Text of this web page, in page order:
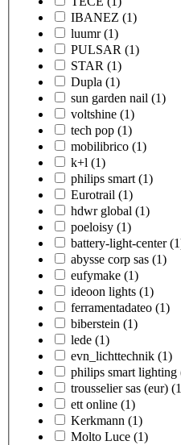
IBANEZ (1)
luumr (1)
PULSAR (1)
STAR (1)
Dupla (1)
sun garden nail (1)
voltshine (1)
tech pop (1)
mobilibrico (1)
k+l (1)
philips smart (1)
Eurotrail (1)
hdwr global (1)
poeloisy (1)
battery-light-center
abysse corp sas (1)
eufymake (1)
ideoon lights (1)
ferramentadateo (1)
biberstein (1)
lede (1)
evn_lichttechnik (1)
philips smart lighting
trousselier sas (eur)
ett online (1)
Kerkmann (1)
Molto Luce (1)